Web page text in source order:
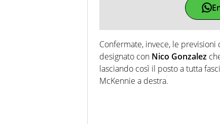
Confermate, invece, le previsioni
designato con Nico Gonzalez
lasciando così il posto a tutta
McKennie a destra.